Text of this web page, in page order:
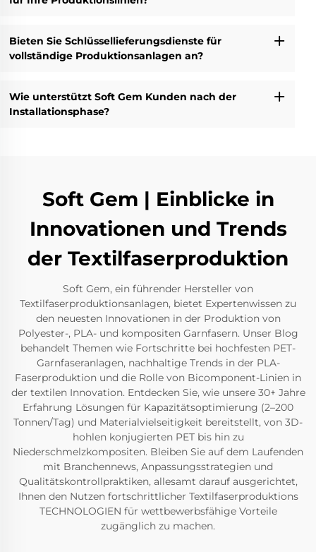
Bieten Sie Schlüssellieferungsdienste für
vollständige Produktionsanlagen an?
Wie unterstützt Soft Gem Kunden nach der
Installationsphase?
Soft Gem | Einblicke in
Innovationen und Trends
der Textilfaserproduktion
Soft Gem, ein führender Hersteller von
Textilfaserproduktionsanlagen, bietet Expertenwissen zu
den neuesten Innovationen in der Produktion von
Polyester-, PLA- und kompositen Garnfasern. Unser Blog
behandelt Themen wie Fortschritte bei hochfesten PET-
Garnfaseranlagen, nachhaltige Trends in der PLA-
Faserproduktion und die Rolle von Bicomponent-Linien in
der textilen Innovation. Entdecken Sie, wie unsere 30+ Jahre
Erfahrung Lösungen für Kapazitätsoptimierung (2–200
Tonnen/Tag) und Materialvielseitigkeit bereitstellt, von 3D-
hohlen konjugierten PET bis hin zu
Niederschmelzkompositen. Bleiben Sie auf dem Laufenden
mit Branchennews, Anpassungsstrategien und
Qualitätskontrollpraktiken, allesamt darauf ausgerichtet,
Ihnen den Nutzen fortschrittlicher Textilfaserproduktions
TECHNOLOGIEN für wettbewerbsfähige Vorteile
zugänglich zu machen.